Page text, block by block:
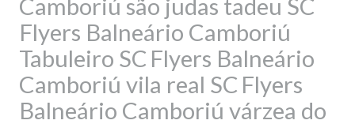
Camboriú são judas tadeu SC
Flyers Balneário Camboriú
Tabuleiro SC Flyers Balneário
Camboriú vila real SC Flyers
Balneário Camboriú várzea do